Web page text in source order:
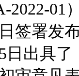
2022-
签署发
日出具